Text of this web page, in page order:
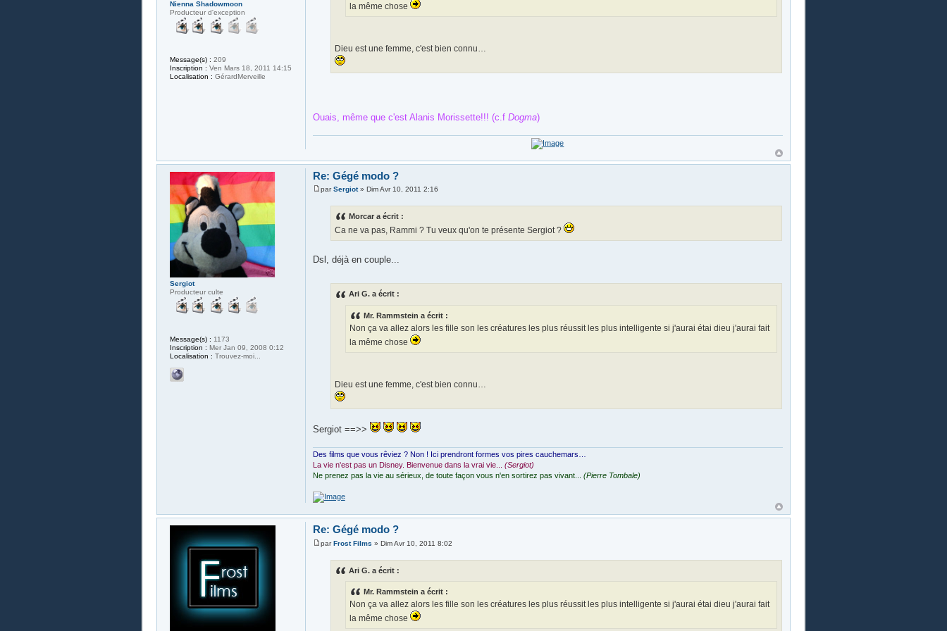
la même chose
Dieu est une femme, c'est bien connu…
Ouais, même que c'est Alanis Morissette!!! (c.f Dogma)
Nienna Shadowmoon
Producteur d'exception
Message(s) : 209
Inscription : Ven Mars 18, 2011 14:15
Localisation : GérardMerveille
Re: Gégé modo ?
parSergiot» Dim Avr 10, 2011 2:16
Morcar a écrit :
Ca ne va pas, Rammi ? Tu veux qu'on te présente Sergiot ?
Dsl, déjà en couple...
Ari G. a écrit :
Mr. Rammstein a écrit :
Non ça va allez alors les fille son les créatures les plus réussit les plus intelligente si j'aurai étai dieu j'aurai fait
la même chose
Dieu est une femme, c'est bien connu…
Sergiot ==>>
Des films que vous rêviez ? Non ! Ici prendront formes vos pires cauchemars…
La vie n'est pas un Disney. Bienvenue dans la vrai vie... (Sergiot)
Ne prenez pas la vie au sérieux, de toute façon vous n'en sortirez pas vivant... (Pierre Tombale)
Sergiot
Producteur culte
Message(s) : 1173
Inscription : Mer Jan 09, 2008 0:12
Localisation : Trouvez-moi...
Re: Gégé modo ?
parFrost Films » Dim Avr 10, 2011 8:02
Ari G. a écrit :
Mr. Rammstein a écrit :
Non ça va allez alors les fille son les créatures les plus réussit les plus intelligente si j'aurai étai dieu j'aurai fait
la même chose